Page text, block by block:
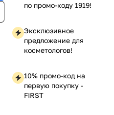
по промо-коду 1919!
Эксклюзивное
предложение для
косметологов!
10% промо-код на
первую покупку -
FIRST